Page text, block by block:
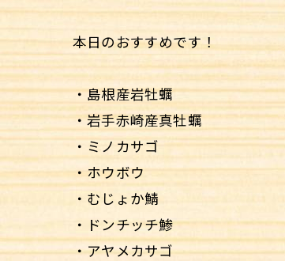
本日のおすすめです！
・島根産岩牡蠣
・岩手赤崎産真牡蠣
・ミノカサゴ
・ホウボウ
・むじょか鯖
・ドンチッチ鯵
・アヤメカサゴ